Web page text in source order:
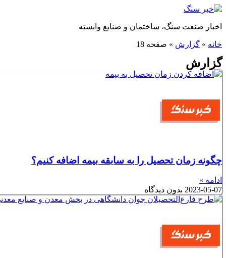
پرش
محتوا
اخبار صنعت سنگ، ساختمان و صنایع وابسته
خانه » گزارش » صفحه 18
گزارش
چگونه زمان تحصیل را به سابقه بیمه‌ اضافه کنیم؟
ادامه »
2023-05-07 بدون دیدگاه